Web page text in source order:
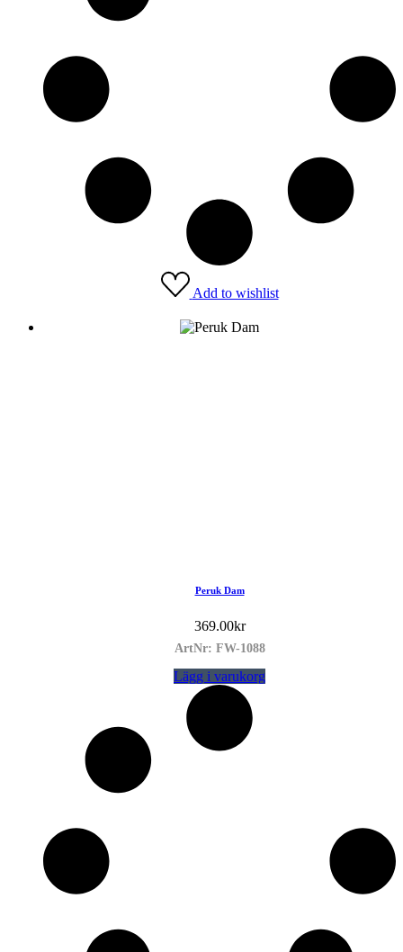
Add to wishlist
Peruk Dam
369.00kr
ArtNr: FW-1088
Lägg i varukorg